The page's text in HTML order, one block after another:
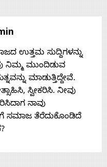
ಉತ್ತಮ ಸುದ್ದಿಗಳನ್ನು
ನಿಮ್ಮ ಮುಂದಿಡುವ
ಮಾಡುತ್ತಿದ್ದೇವೆ.
ಸ್ವೀಕರಿಸಿ. ನೀವು
ನಾವು
ಸಮಾಜ ತೆರೆದುಕೊಂಡಿದೆ